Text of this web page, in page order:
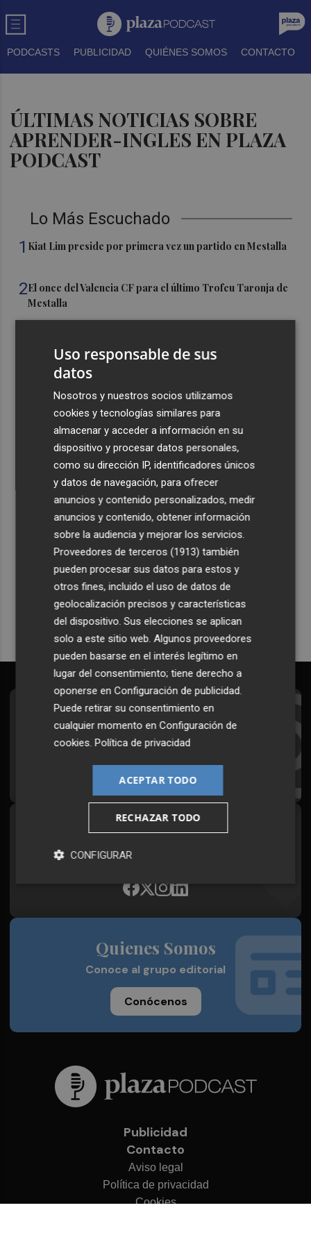
PODCASTS PUBLICIDAD QUIÉNES SOMOS CONTACTO
ÚLTIMAS NOTICIAS SOBRE
APRENDER-INGLES EN PLAZA
PODCAST
Lo Más Escuchado
1 Kiat Lim preside por primera vez un partido en Mestalla
2El once del Valencia CF para el último Trofeu Taronja de
Mestalla
el día del eclipse
queremos ver en la Liga”
Ocho helicópteros, un avión y más de 100 brigadas se
movilizan en Moratalla por un incendio forestal
Recibe toda la actualidad de
Plaza Podcast en tu correo
Quiero suscribirme
Suscríbete al Boletín
Todos los días a primera hora en tu email
Síguenos en redes
Plaza Podcast, desde cualquier medio
Quienes Somos
Conoce al grupo editorial
Conócenos
Publicidad
Contacto
Aviso legal
Política de privacidad
Cookies
Uso responsable de sus
datos
Nosotros y nuestros socios utilizamos
cookies y tecnologías similares para
almacenar y acceder a información en su
dispositivo y procesar datos personales,
como su dirección IP, identificadores únicos
y datos de navegación, para ofrecer
anuncios y contenido personalizados, medir
anuncios y contenido, obtener información
sobre la audiencia y mejorar los servicios.
Proveedores de terceros (1913) también
pueden procesar sus datos para estos y
otros fines, incluido el uso de datos de
geolocalización precisos y características
del dispositivo. Sus elecciones se aplican
solo a este sitio web. Algunos proveedores
pueden basarse en el interés legítimo en
lugar del consentimiento; tiene derecho a
oponerse enConfiguración de publicidad.
Puede retirar su consentimiento en
cualquier momento enConfiguración de
cookies.Política de privacidad
ACEPTAR TODO
RECHAZAR TODO
CONFIGURAR